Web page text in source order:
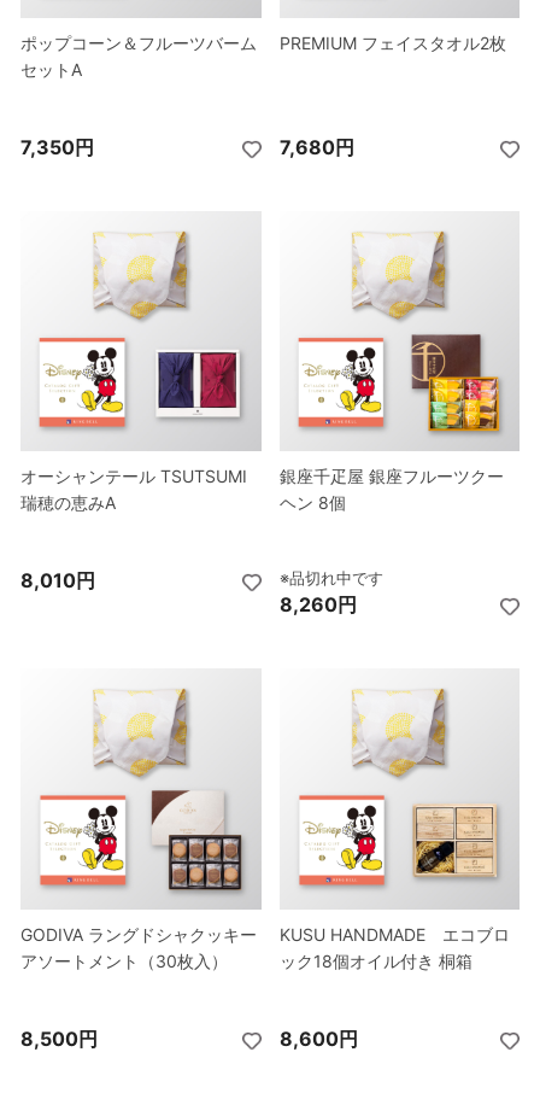
ポップコーン＆フルーツバーム
セットA
7,350円
PREMIUM フェイスタオル2枚
7,680円
オーシャンテール TSUTSUMI
瑞穂の恵みA
8,010円
銀座千疋屋 銀座フルーツクー
ヘン 8個
※品切れ中です
8,260円
GODIVA ラングドシャクッキー
アソートメント（30枚入）
8,500円
KUSU HANDMADE エコブロ
ック18個オイル付き 桐箱
8,600円
ポップコーン＆フルーツバーム
セットA
8,450円
PREMIUM フェイスタオル2枚
8,780円
オーシャンテール TSUTSUMI
瑞穂の恵みA
9,110円
銀座千疋屋 銀座フルーツクー
ヘン 8個
※品切れ中です
9,300円
GODIVA ラングドシャクッキー
アソートメント（30枚入）
9,600円
KUSU HANDMADE エコブロ
ック18個オイル付き 桐箱
9,700円
ポップコーン＆フルーツバーム
セットA
7,350円
PREMIUM フェイスタオル2枚
7,680円
オーシャンテール TSUTSUMI
瑞穂の恵みA
8,010円
銀座千疋屋 銀座フルーツクー
ヘン 8個
※品切れ中です
8,260円
GODIVA ラングドシャクッキー
アソートメント（30枚入）
8,500円
KUSU HANDMADE エコブロ
ック18個オイル付き 桐箱
8,600円
ポップコーン＆フルーツバーム
セットA
8,450円
PREMIUM フェイスタオル2枚
8,780円
オーシャンテール TSUTSUMI
瑞穂の恵みA
9,110円
銀座千疋屋 銀座フルーツクー
ヘン 8個
※品切れ中です
9,300円
GODIVA ラングドシャクッキー
アソートメント（30枚入）
9,600円
KUSU HANDMADE エコブロ
ック18個オイル付き 桐箱
9,700円